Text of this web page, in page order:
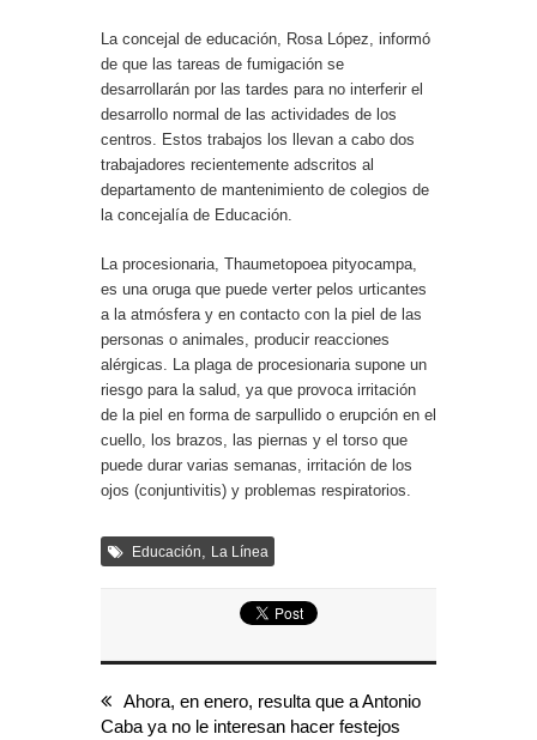
La concejal de educación, Rosa López, informó
de que las tareas de fumigación se
desarrollarán por las tardes para no interferir el
desarrollo normal de las actividades de los
centros. Estos trabajos los llevan a cabo dos
trabajadores recientemente adscritos al
departamento de mantenimiento de colegios de
la concejalía de Educación.
La procesionaria, Thaumetopoea pityocampa,
es una oruga que puede verter pelos urticantes
a la atmósfera y en contacto con la piel de las
personas o animales, producir reacciones
alérgicas. La plaga de procesionaria supone un
riesgo para la salud, ya que provoca irritación
de la piel en forma de sarpullido o erupción en el
cuello, los brazos, las piernas y el torso que
puede durar varias semanas, irritación de los
ojos (conjuntivitis) y problemas respiratorios.
Educación, La Línea
Ahora, en enero, resulta que a Antonio
Caba ya no le interesan hacer festejos